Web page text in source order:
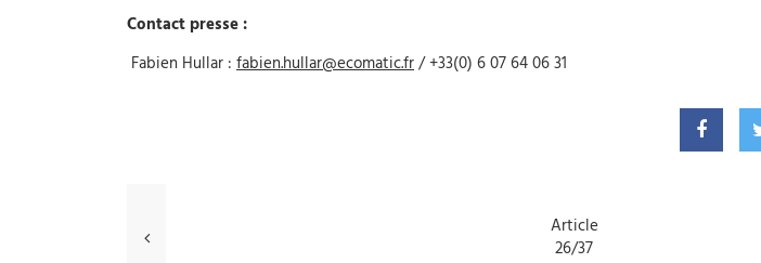
Contact presse :
Fabien Hullar : fabien.hullar@ecomatic.fr/ +33(0) 6 07 64 06 31
Article
26/37